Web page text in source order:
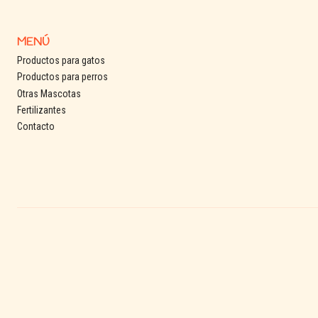
MENÚ
Productos para gatos
Productos para perros
Otras Mascotas
Fertilizantes
Contacto